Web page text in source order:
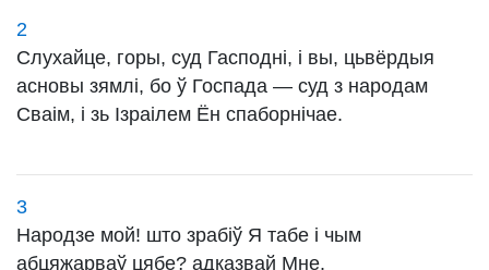
2
Слухайце, горы, суд Гасподні, і вы, цьвёрдыя
асновы зямлі, бо ў Госпада — суд з народам
Сваім, і зь Ізраілем Ён спаборнічае.
3
Народзе мой! што зрабіў Я табе і чым
абцяжарваў цябе? адказвай Мне.